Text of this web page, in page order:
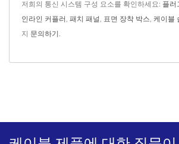
저희의 통신 시스템 구성 요소를 확인하세요: 플러
인라인 커플러 패치 패널 표면 장착 박스 케이블
지 문의하기